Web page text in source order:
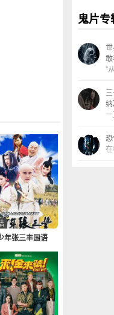
年张三丰国语
鬼片专
敢
"
纳